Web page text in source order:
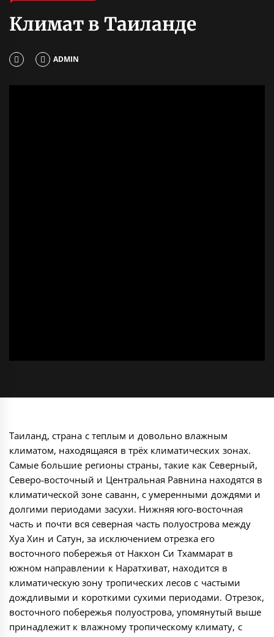
Климат в Таиланде
ADMIN
Таиланд, страна с теплым и довольно влажным
климатом, находящаяся в трёх климатических зонах.
Самые большие регионы страны, такие как Северный,
Северо-восточный и Центральная Равнина находятся в
климатической зоне саванн, с умеренными дождями и
долгими периодами засухи. Нижняя юго-восточная
часть и почти вся северная часть полуострова между
Хуа Хин и Сатун, за исключением отрезка его
восточного побережья от Накхон Си Тхаммарат в
южном направлении к Наратхиват, находится в
климатическую зону тропических лесов с частыми
дождливыми и короткими сухими периодами. Отрезок,
восточного побережья полуострова, упомянутый выше
принадлежит к влажному тропическому климату, с